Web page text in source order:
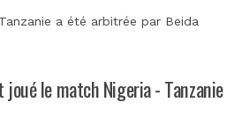
a été arbitrée par Beida
joué le match Nigeria - Tanzanie